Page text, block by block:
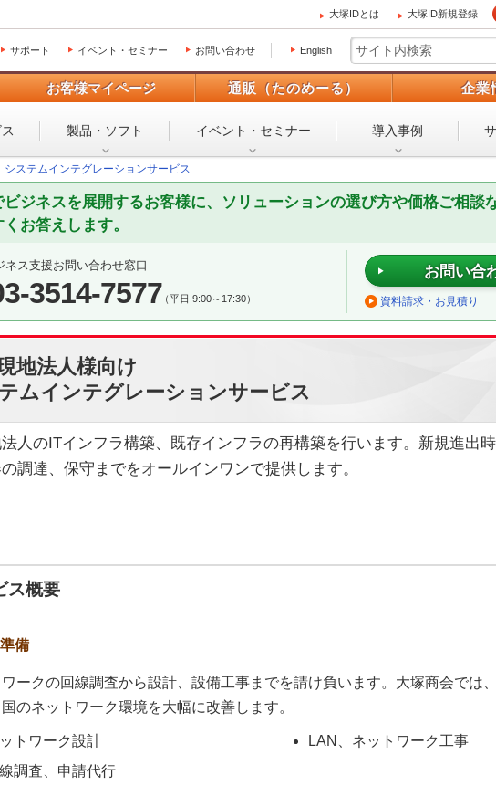
大塚IDとは 大塚ID新規登録
サポート イベント・セミナー お問い合わせ English
お客様マイページ 通販（たのめーる） 企業
製品・ソフト イベント・ セミナー 導入事例
システムインテグレーションサービス
ビジネスを展開するお客様に、ソリューションの選び方や価格ご相談
くお答えします。
ネス支援お問い合わせ窓口
3514-7577 （平日 9:00～17:30）
お問い合
資料請求・お見積り
地法人様向け
ムインテグレーションサービス
人のITインフラ構築、既存インフラの再構築を行います。新規進出
調達、保守までをオールインワンで提供します。
ス概要
備
ークの回線調査から設計、設備工事までを請け負います。大塚商会では
のネットワーク環境を大幅に改善します。
トワーク設計
調査、申請代行
LAN、ネットワーク工事